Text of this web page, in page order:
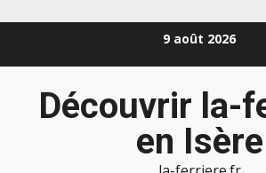
9 août 2026
Découvrir la-
en Isère